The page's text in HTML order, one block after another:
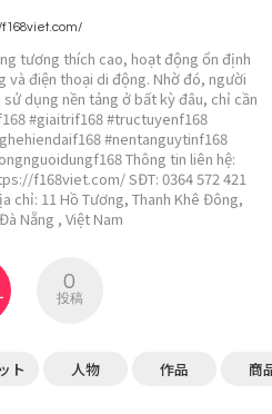
f168viet.com/
tương thích cao, hoạt động ổn định
và điện thoại di động. Nhờ đó, người
dụng nền tảng ở bất kỳ đâu, chỉ cần
#giaitrif168 #tructuyenf168
#nentanguytinf168
Thông tin liên hệ:
f168viet.com/ SĐT: 0364 572 421
chỉ: 11 Hồ Tương, Thanh Khê Đông,
Nẵng , Việt Nam
0
投稿
ト 人物 作品 商